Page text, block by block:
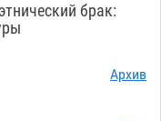
брак:
Архив